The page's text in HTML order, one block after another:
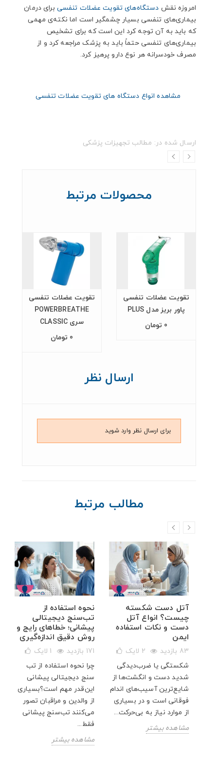
امروزه نقش دستگاه‌های تقویت عضلات تنفسی برای درمان
بیماری‌های تنفسی بسیار چشمگیر است اما نکته‌ی مهمی
که باید به آن توجه کرد این است که برای تشخیص
بیماری‌های تنفسی حتماً باید به پزشک مراجعه کرد و از
مصرف خودسرانه هر نوع دارو پرهیز کرد.
مشاهده انواع دستگاه های تقویت عضلات تنفسی
ارسال شده در: مطالب تجهیزات پزشکی
محصولات مرتبط
تقویت عضلات تنفسی
POWERBREATHE
سری CLASSIC
0 تومان
تقویت عضلات تنفسی
پاور بریز مدل PLUS
0 تومان
ارسال نظر
برای ارسال نظر وارد شوید
مطالب مرتبط
نحوه استفاده از
تب‌سنج دیجیتالی
پیشانی؛ خطاهای رایج و
روش دقیق اندازه‌گیری
171 بازدید 1 لایک
چرا نحوه استفاده از تب
سنج دیجیتالی پیشانی
این‌قدر مهم است؟بسیاری
از والدین و مراقبان تصور
می‌کنند تب‌سنج پیشانی
فقط...
مشاهده بیشتر
آتل دست شکسته
چیست؟ انواع آتل
دست و نکات استفاده
ایمن
83 بازدید 2 لایک
شکستگی یا ضرب‌دیدگی
شدید دست و انگشت‌ها از
شایع‌ترین آسیب‌های اندام
فوقانی است و در بسیاری
از موارد نیاز به بی‌حرکت...
مشاهده بیشتر